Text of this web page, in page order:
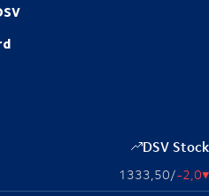
DSV Stock
1333,50/-2,0▴